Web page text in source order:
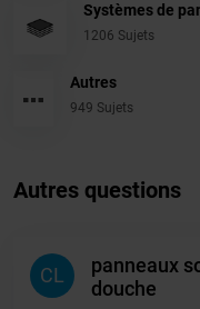
Systèmes de
1206 Sujets
Autres
949 Sujets
Autres questions
CL
panneaux
douche